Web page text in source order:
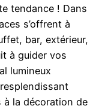
tendance ! Dans
s’offrent à
bar, extérieur,
à guider vos
lumineux
à la décoration de